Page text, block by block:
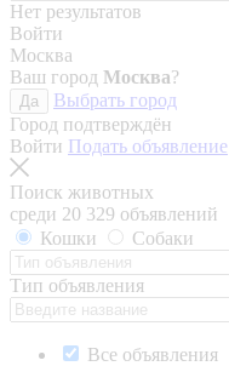
Нет результатов
Войти
Москва
Ваш город Москва?
Да
Выбрать город
Город подтверждён
Войти Подать объявление
Поиск животных
среди 20 329 объявлений
Кошки
Собаки
Тип объявления
Все объявления